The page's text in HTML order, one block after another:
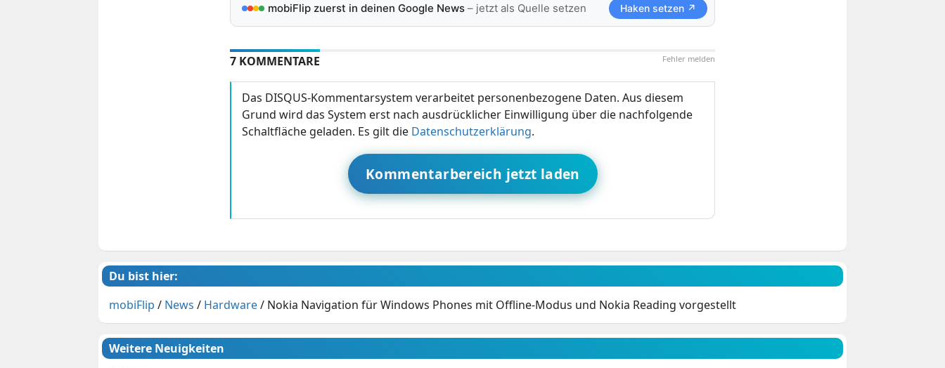
mobiFlip zuerst in deinen Google News– jetzt als Quelle setzen Haken setzen ↗
Fehler melden
7 KOMMENTARE
Das DISQUS-Kommentarsystem verarbeitet personenbezogene Daten. Aus diesem
Grund wird das System erst nach ausdrücklicher Einwilligung über die nachfolgende
Schaltfläche geladen. Es gilt die Datenschutzerklärung.
Kommentarbereich jetzt laden
Du bist hier:
mobiFlip / News / Hardware/ Nokia Navigation für Windows Phones mit Offline-Modus und Nokia Reading vorgestellt
Weitere Neuigkeiten